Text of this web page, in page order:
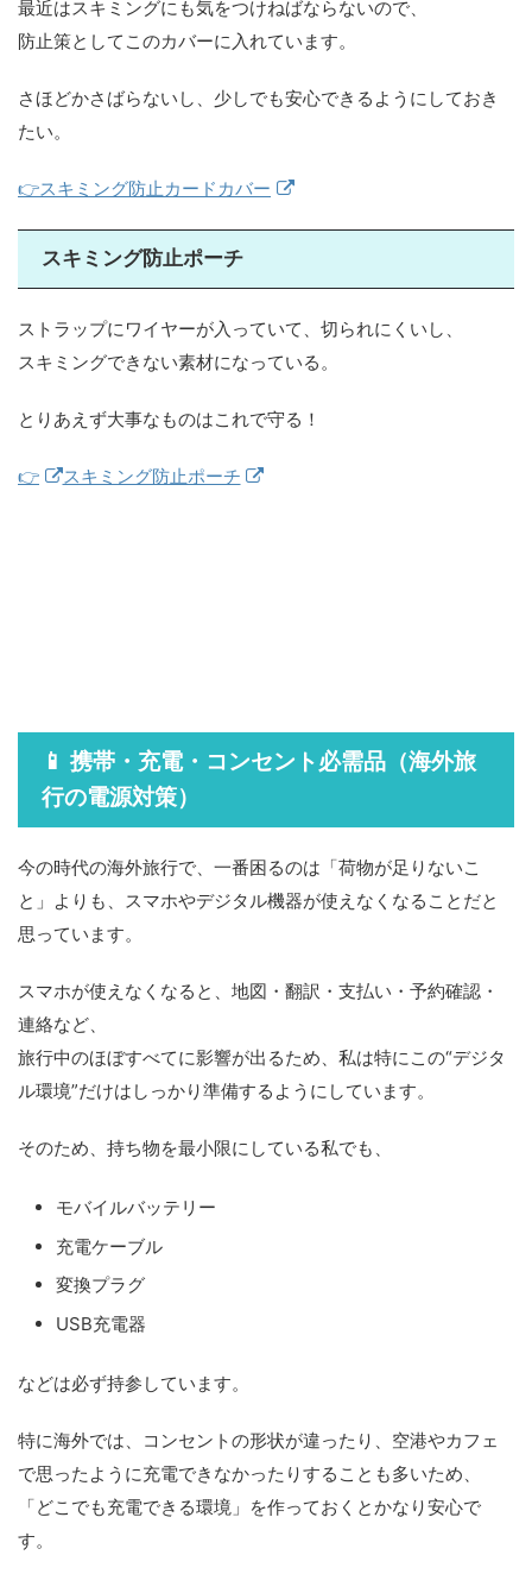
最近はスキミングにも気をつけねばならないので、
防止策としてこのカバーに入れています。
さほどかさばらないし、少しでも安心できるようにしておき
たい。
👉スキミング防止カードカバー
スキミング防止ポーチ
ストラップにワイヤーが入っていて、切られにくいし、
スキミングできない素材になっている。
とりあえず大事なものはこれで守る！
👉 スキミング防止ポーチ
📱 携帯・充電・コンセント必需品（海外旅
行の電源対策）
今の時代の海外旅行で、一番困るのは「荷物が足りないこ
と」よりも、スマホやデジタル機器が使えなくなることだと
思っています。
スマホが使えなくなると、地図・翻訳・支払い・予約確認・
連絡など、
旅行中のほぼすべてに影響が出るため、私は特にこの“デジタ
ル環境”だけはしっかり準備するようにしています。
そのため、持ち物を最小限にしている私でも、
モバイルバッテリー
充電ケーブル
変換プラグ
USB充電器
などは必ず持参しています。
特に海外では、コンセントの形状が違ったり、空港やカフェ
で思ったように充電できなかったりすることも多いため、
「どこでも充電できる環境」を作っておくとかなり安心で
す。